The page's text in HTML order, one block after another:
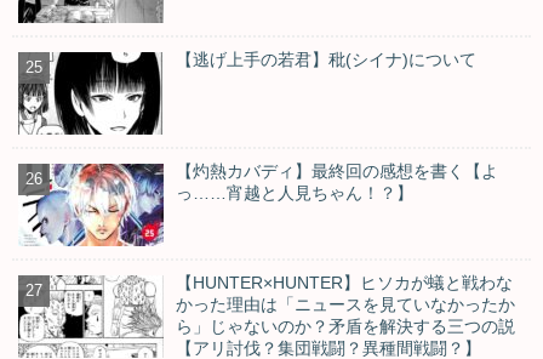
【逃げ上手の若君】秕(シイナ)について
【灼熱カバディ】最終回の感想を書く【よ
っ……宵越と人見ちゃん！？】
【HUNTER×HUNTER】ヒソカが蟻と戦わな
かった理由は「ニュースを見ていなかったか
ら」じゃないのか？矛盾を解決する三つの説
【アリ討伐？集団戦闘？異種間戦闘？】